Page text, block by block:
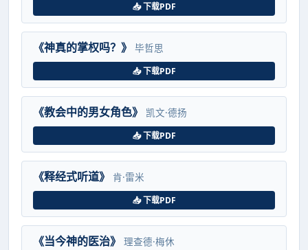
📥 下载PDF
《神真的掌权吗？》 毕哲思
📥 下载PDF
《教会中的男女角色》 凯文·德扬
📥 下载PDF
《释经式听道》 肯·雷米
📥 下载PDF
《当今神的医治》 理查德·梅休